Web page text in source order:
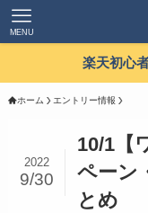
MENU
楽天初心
ホーム エントリー情報
10/1【
ペーン
とめ
2022
9/30